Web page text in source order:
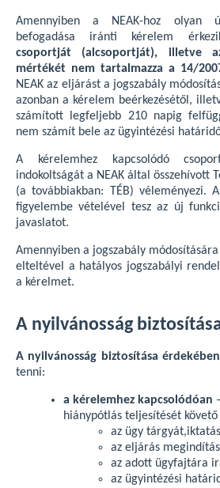
Amennyiben a NEAK-hoz olyan
befogadása iránti kérelem
csoportját (alcsoportját), illetve
mértékét nem tartalmazza a 14/
NEAK az eljárást a jogszabály
azonban a kérelem beérkezésétől,
számított legfeljebb 210 napig
nem számít bele az ügyintézési
A kérelemhez kapcsolódó
indokoltságát a NEAK által összehívott
(a továbbiakban: TÉB) véleményezi.
figyelembe vételével tesz az új
javaslatot.
Amennyiben a jogszabály
elteltével a hatályos jogszabályi
a kérelmet.
A nyilvánosság
A nyilvánosság biztosítása érdekében
tenni:
a kérelemhez kapcsolódóan
hiánypótlás teljesítését
az ügy
az eljárás
az adott ügyfajtára
az ügyintézési